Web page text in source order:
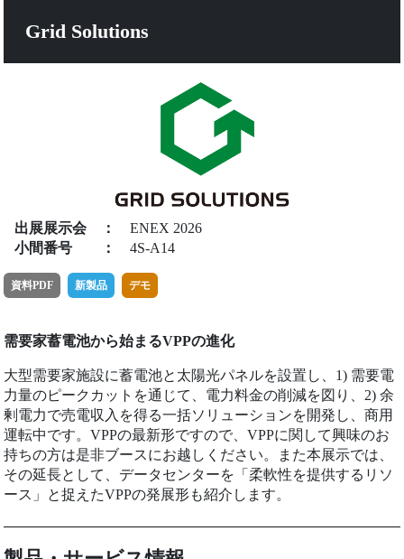
Grid Solutions
出展展示会 ： ENEX 2026
小間番号
： 4S-A14
資料PDF 新製品 デモ
需要家蓄電池から始まるVPPの進化
大型需要家施設に蓄電池と太陽光パネルを設置し、1) 需要電
力量のピークカットを通じて、電力料金の削減を図り、2) 余
剰電力で売電収入を得る一括ソリューションを開発し、商用
運転中です。VPPの最新形ですので、VPPに関して興味のお
持ちの方は是非ブースにお越しください。また本展示では、
その延長として、データセンターを「柔軟性を提供するリソ
ース」と捉えたVPPの発展形も紹介します。